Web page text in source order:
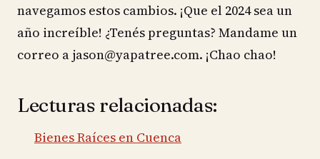
navegamos estos cambios. ¡Que el 2024 sea un
año increíble! ¿Tenés preguntas? Mandame un
correo a jason@yapatree.com. ¡Chao chao!
Lecturas relacionadas:
Bienes Raíces en Cuenca